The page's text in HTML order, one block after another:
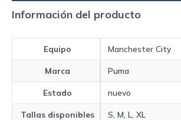
quantity
Información del producto
Equipo Manchester City
Marca Puma
Estado nuevo
Tallas disponibles S, M, L, XL